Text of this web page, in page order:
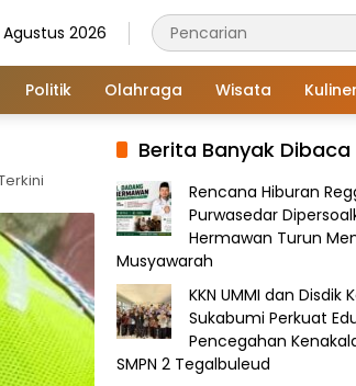
2026
Politik Olahraga Wisata Kuliner
Berita Banyak Dibaca
Rencana Hiburan
Purwasedar
Hermawan Turun
Musyawarah
KKN UMMI dan Disdik
Sukabumi Perkuat
Pencegahan
SMPN 2 Tegalbuleud